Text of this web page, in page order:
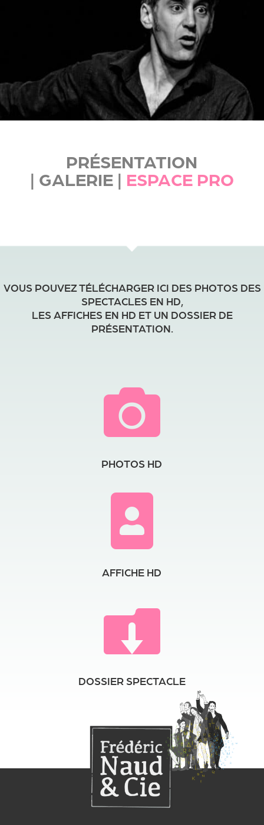
PRÉSENTATION
| GALERIE| ESPACE PRO
VOUS POUVEZ TÉLÉCHARGER ICI DES PHOTOS DES
SPECTACLES EN HD,
LES AFFICHES EN HD ET UN DOSSIER DE
PRÉSENTATION.

PHOTOS HD

AFFICHE HD

DOSSIER SPECTACLE